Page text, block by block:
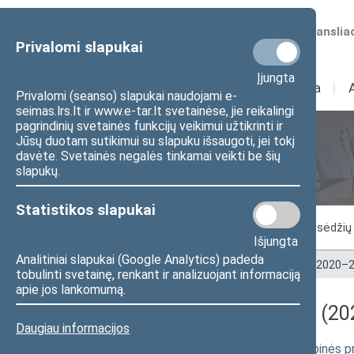
Privalomi slapukai
Įjungta
Privalomi (seanso) slapukai naudojami e-
seimas.lrs.lt ir www.e-tar.lt svetainėse, jie reikalingi
pagrindinių svetainės funkcijų veikimui užtikrinti ir
Jūsų duotam sutikimui su slapuku išsaugoti, jei tokį
davėte. Svetainės negalės tinkamai veikti be šių
slapukų.
Statistikos slapukai
Išjungta
Analitiniai slapukai (Google Analytics) padeda
tobulinti svetainę, renkant ir analizuojant informaciją
apie jos lankomumą.
Daugiau informacijos
Numatomos
Sudėtis Veikla I
Seimo posėdžiai
Posėdžiai
Pradžia>Seimo posėdžiai>Kadencijos
Darbotvarkės klausimas
Teritorijų planavimo ir statybos valstybinės